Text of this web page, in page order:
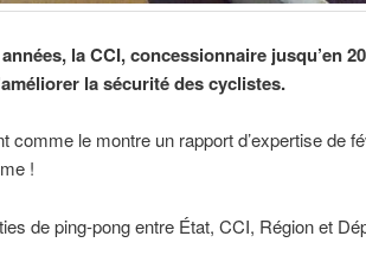
la CCI, concessionnaire jusqu’en
la sécurité des cyclistes.
comme le montre un rapport d’expertise de
!
de ping-pong entre État, CCI, Région et